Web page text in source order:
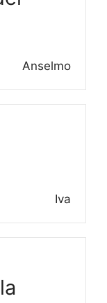
Anselmo
Iva